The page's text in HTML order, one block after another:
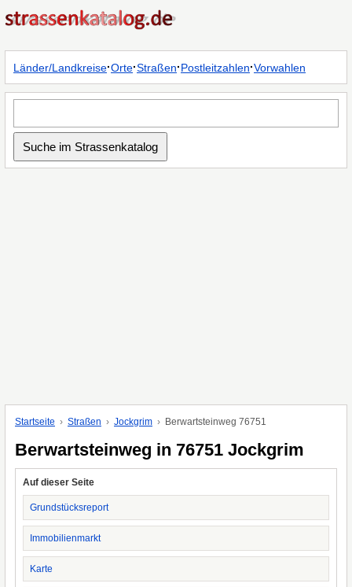
Länder/Landkreise·Orte·Straßen·Postleitzahlen·Vorwahlen
Startseite Straßen Jockgrim Berwartsteinweg 76751
Berwartsteinweg in 76751 Jockgrim
Auf dieser Seite
Grundstücksreport
Immobilienmarkt
Karte